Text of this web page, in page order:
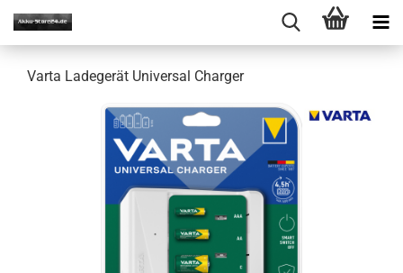
Varta Ladegerät Universal Charger